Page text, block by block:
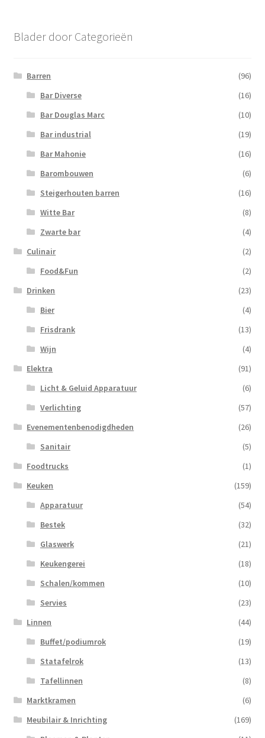
Blader door Categorieën
Barren
(96)
Bar Diverse
(16)
Bar Douglas Marc
(10)
Bar industrial
(19)
Bar Mahonie
(16)
Barombouwen
(6)
Steigerhouten barren
(16)
Witte Bar
(8)
Zwarte bar
(4)
Culinair
(2)
Food&Fun
(2)
Drinken
(23)
Bier
(4)
Frisdrank
(13)
Wijn
(4)
Elektra
(91)
Licht & Geluid Apparatuur
(6)
Verlichting
(57)
Evenementenbenodigdheden
(26)
Sanitair
(5)
Foodtrucks
(1)
Keuken
(159)
Apparatuur
(54)
Bestek
(32)
Glaswerk
(21)
Keukengerei
(18)
Schalen/kommen
(10)
Servies
(23)
Linnen
(44)
Buffet/podiumrok
(19)
Statafelrok
(13)
Tafellinnen
(8)
Marktkramen
(6)
Meubilair & Inrichting
(169)